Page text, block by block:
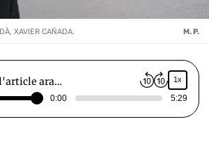
XAVIER CAÑADA. M. P.
ara… 1x
0:00 5:29